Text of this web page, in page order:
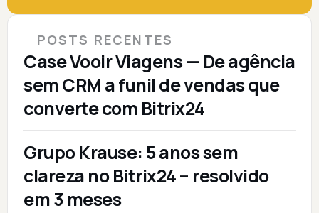
POSTS RECENTES
Case Vooir Viagens — De agência
sem CRM a funil de vendas que
converte com Bitrix24
Grupo Krause: 5 anos sem
clareza no Bitrix24 – resolvido
em 3 meses